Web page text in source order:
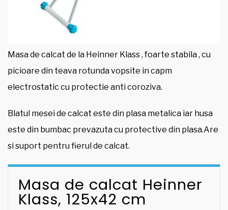
Masa de calcat de la Heinner Klass , foarte stabila , cu
picioare din teava rotunda vopsite in capm
electrostatic cu protectie anti coroziva.
Blatul mesei de calcat este din plasa metalica iar husa
este din bumbac prevazuta cu protective din plasa.Are
si suport pentru fierul de calcat.
Masa de calcat Heinner
Klass, 125x42 cm